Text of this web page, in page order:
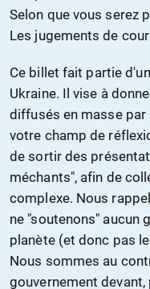
Selon que vous serez
Les jugements de
Ce billet fait partie
Ukraine. Il vise à
diffusés en masse
votre champ de
de sortir des
méchants", afin de
complexe. Nous
ne "soutenons" aucun
planète (et donc pas
Nous sommes au
gouvernement